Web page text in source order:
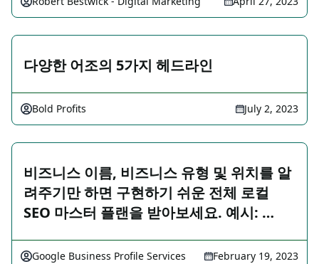
다양한 어조의 5가지 헤드라인
Bold Profits July 2, 2023
비즈니스 이름, 비즈니스 유형 및 위치를 알
려주기만 하면 구현하기 쉬운 전체 로컬
SEO 마스터 플랜을 받아보세요. 예시: …
Google Business Profile Services February 19, 2023